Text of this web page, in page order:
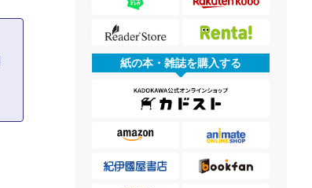
紙の本・雑誌を購入する